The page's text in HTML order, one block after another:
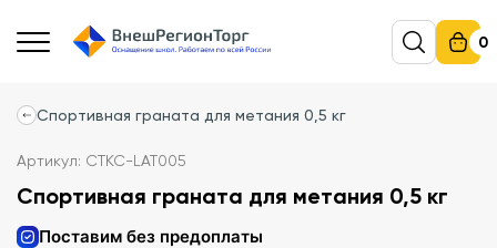
0
Спортивная граната для метания 0,5 кг
Артикул: СТКС-LAT005
Спортивная граната для метания 0,5 кг
Поставим без предоплаты